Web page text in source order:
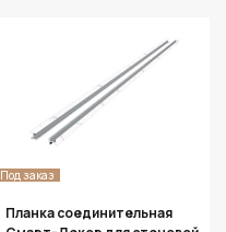
Под заказ
Планка соединительная